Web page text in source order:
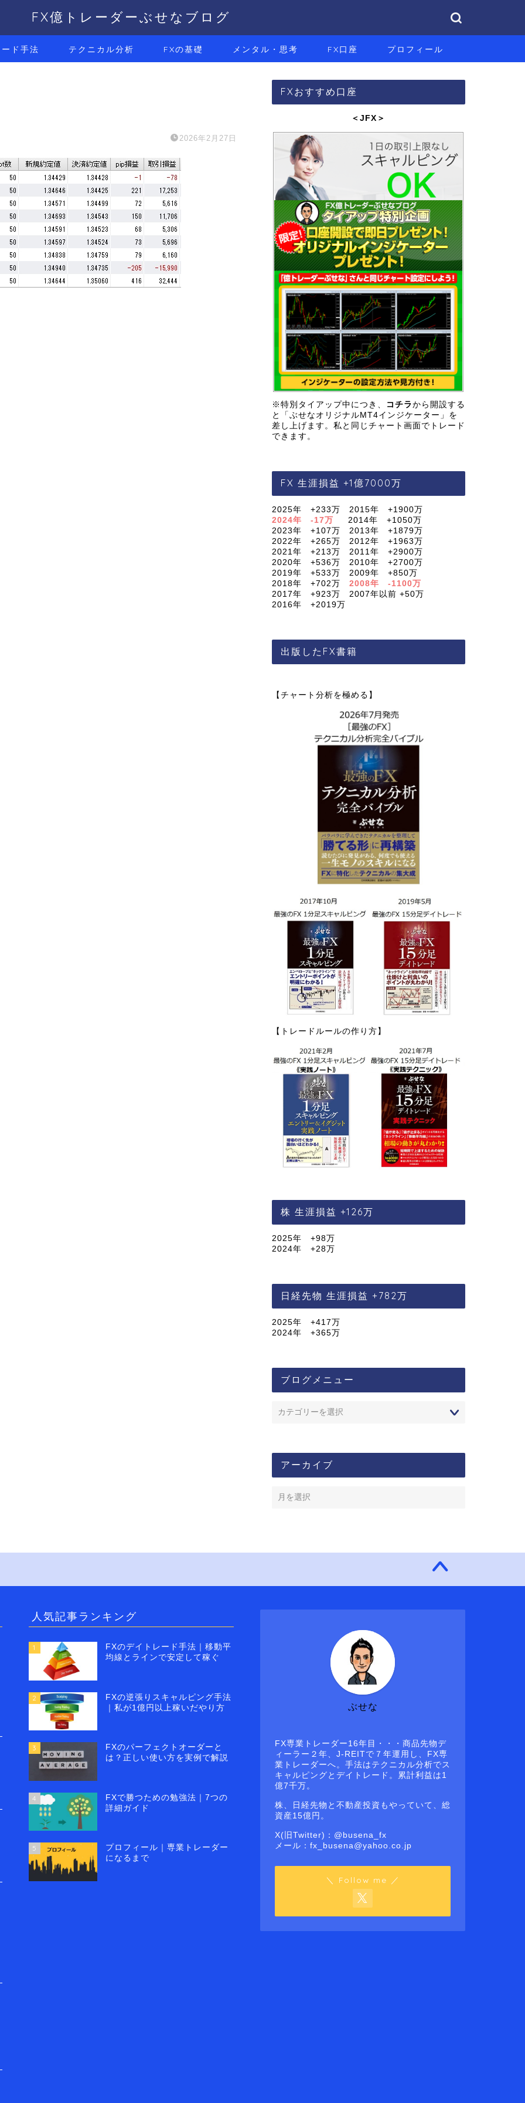
FX億トレーダーぶせなブログ
ド手法 テクニカル分析 FXの基礎 メンタル・思考 FX口座 プロフィール
2026年2月27日
FXおすすめ口座
＜JFX ＞
※特別タイアップ中につき、 コチラから開設する
と「ぶせなオリジナルMT4インジケーター」を
差し上げます。私と同じチャート画面でトレード
できます。
FX 生涯損益 +1億7000万
2025年 +233万 2015年 +1900万
2024年 -17万
2014年 +1050万
2023年 +107万 2013年 +1879万
2022年 +265万 2012年 +1963万
2021年 +213万 2011年 +2900万
2020年 +536万 2010年 +2700万
2019年 +533万 2009年 +850万
2018年 +702万 2008年 -1100万
2017年 +923万 2007年以前 +50万
2016年 +2019万
出版したFX書籍
【チャート分析を極める】
【トレードルールの作り方】
株 生涯損益 +126万
2025年 +98万
2024年 +28万
日経先物 生涯損益 +782万
2025年 +417万
2024年 +365万
ブログメニュー
アーカイブ
人気記事ランキング
1
FXのデイトレード手法｜移動平
均線とラインで安定して稼ぐ
2
FXの逆張りスキャルピング手法
｜私が1億円以上稼いだやり方
3
FXのパーフェクトオーダーと
は？正しい使い方を実例で解説
4
FXで勝つための勉強法｜7つの
詳細ガイド
5
プロフィール｜専業トレーダー
になるまで
ぶせな
FX専業トレーダー16年目・・・商品先物デ
ィーラー２年、J-REITで７年運用し、FX専
業トレーダーへ。手法はテクニカル分析でス
キャルピングとデイトレード。累計利益は1
億7千万。
株、日経先物と不動産投資もやっていて、総
資産15億円。
X(旧Twitter)：@busena_fx
メール：fx_busena@yahoo.co.jp
＼ Follow me ／